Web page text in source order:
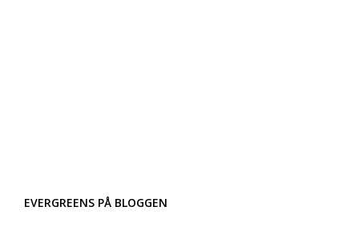
EVERGREENS PÅ BLOGGEN